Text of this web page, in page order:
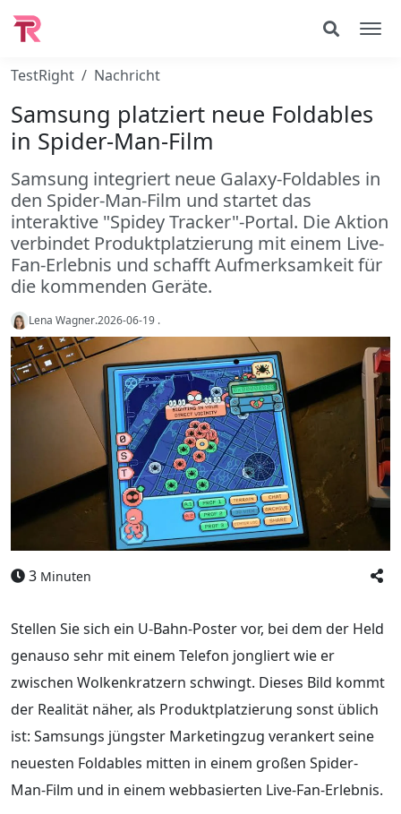
TestRight Nachricht
Samsung platziert neue Foldables
in Spider-Man-Film
Samsung integriert neue Galaxy-Foldables in
den Spider-Man-Film und startet das
interaktive "Spidey Tracker"-Portal. Die Aktion
verbindet Produktplatzierung mit einem Live-
Fan-Erlebnis und schafft Aufmerksamkeit für
die kommenden Geräte.
Lena Wagner.2026-06-19 .
3 Minuten
Stellen Sie sich ein U-Bahn-Poster vor, bei dem der Held
genauso sehr mit einem Telefon jongliert wie er
zwischen Wolkenkratzern schwingt. Dieses Bild kommt
der Realität näher, als Produktplatzierung sonst üblich
ist: Samsungs jüngster Marketingzug verankert seine
neuesten Foldables mitten in einem großen Spider-
Man-Film und in einem webbasierten Live-Fan-Erlebnis.